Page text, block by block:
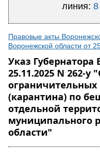
линия:
Правовые акты
Воронежской области от
Указ Губернатора
25.11.2025 N 262-у
(карантина) по
отдельной
муниципального
области"